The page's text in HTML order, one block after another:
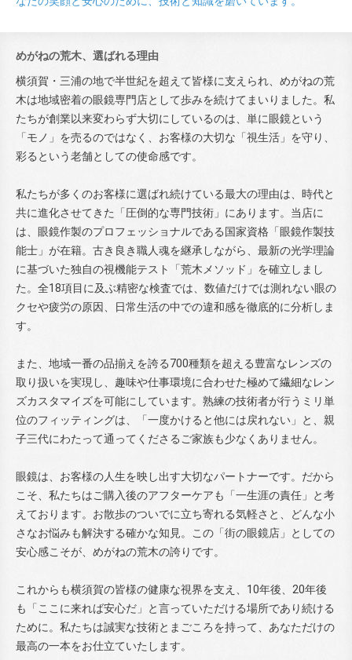
めがねの荒木、選ばれる理由
横須賀・三浦の地で半世紀を超えて皆様に支えられ、めがねの荒
木は地域密着の眼鏡専門店として歩みを続けてまいりました。私
たちが創業以来変わらず大切にしているのは、単に眼鏡という
「モノ」を売るのではなく、お客様の大切な「視生活」を守り、
彩るという老舗としての使命感です。
私たちが多くのお客様に選ばれ続けている最大の理由は、時代と
共に進化させてきた「圧倒的な専門技術」にあります。当店に
は、眼鏡作製のプロフェッショナルである国家資格「眼鏡作製技
能士」が在籍。古き良き職人魂を継承しながら、最新の光学理論
に基づいた独自の視機能テスト「荒木メソッド」を確立しまし
た。全18項目に及ぶ精密な検査では、数値だけでは測れない眼の
クセや疲労の原因、日常生活の中での違和感を徹底的に分析しま
す。
また、地域一番の品揃えを誇る700種類を超える豊富なレンズの
取り扱いを実現し、趣味や仕事環境に合わせた極めて繊細なレン
ズカスタマイズを可能にしています。熟練の技術者が行うミリ単
位のフィッティングは、「一度かけると他には戻れない」と、親
子三代にわたって通ってくださるご家族も少なくありません。
眼鏡は、お客様の人生を映し出す大切なパートナーです。だから
こそ、私たちはご購入後のアフターケアも「一生涯の責任」と考
えております。お散歩のついでに立ち寄れる気軽さと、どんな小
さなお悩みも解決する確かな知見。この「街の眼鏡店」としての
安心感こそが、めがねの荒木の誇りです。
これからも横須賀の皆様の健康な視界を支え、10年後、20年後
も「ここに来れば安心だ」と言っていただける場所であり続ける
ために。私たちは誠実な技術とまごころを持って、あなただけの
最高の一本をお仕立ていたします。